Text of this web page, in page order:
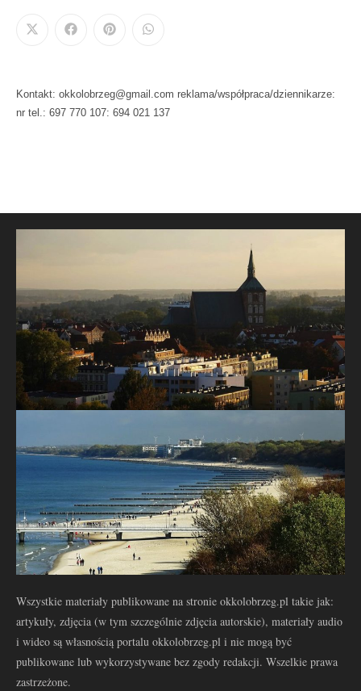
Kontakt: okkolobrzeg@gmail.com reklama/współpraca/dziennikarze:
nr tel.: 697 770 107: 694 021 137
Wszystkie materiały publikowane na stronie okkolobrzeg.pl takie jak:
artykuły, zdjęcia (w tym szczególnie zdjęcia autorskie), materiały audio
i wideo są własnością portalu okkolobrzeg.pl i nie mogą być
publikowane lub wykorzystywane bez zgody redakcji. Wszelkie prawa
zastrzeżone.